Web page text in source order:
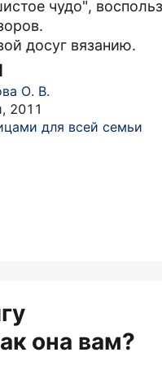
чудо",
досуг вязанию.
О. В.
, 2011
для всей семьи
она вам?